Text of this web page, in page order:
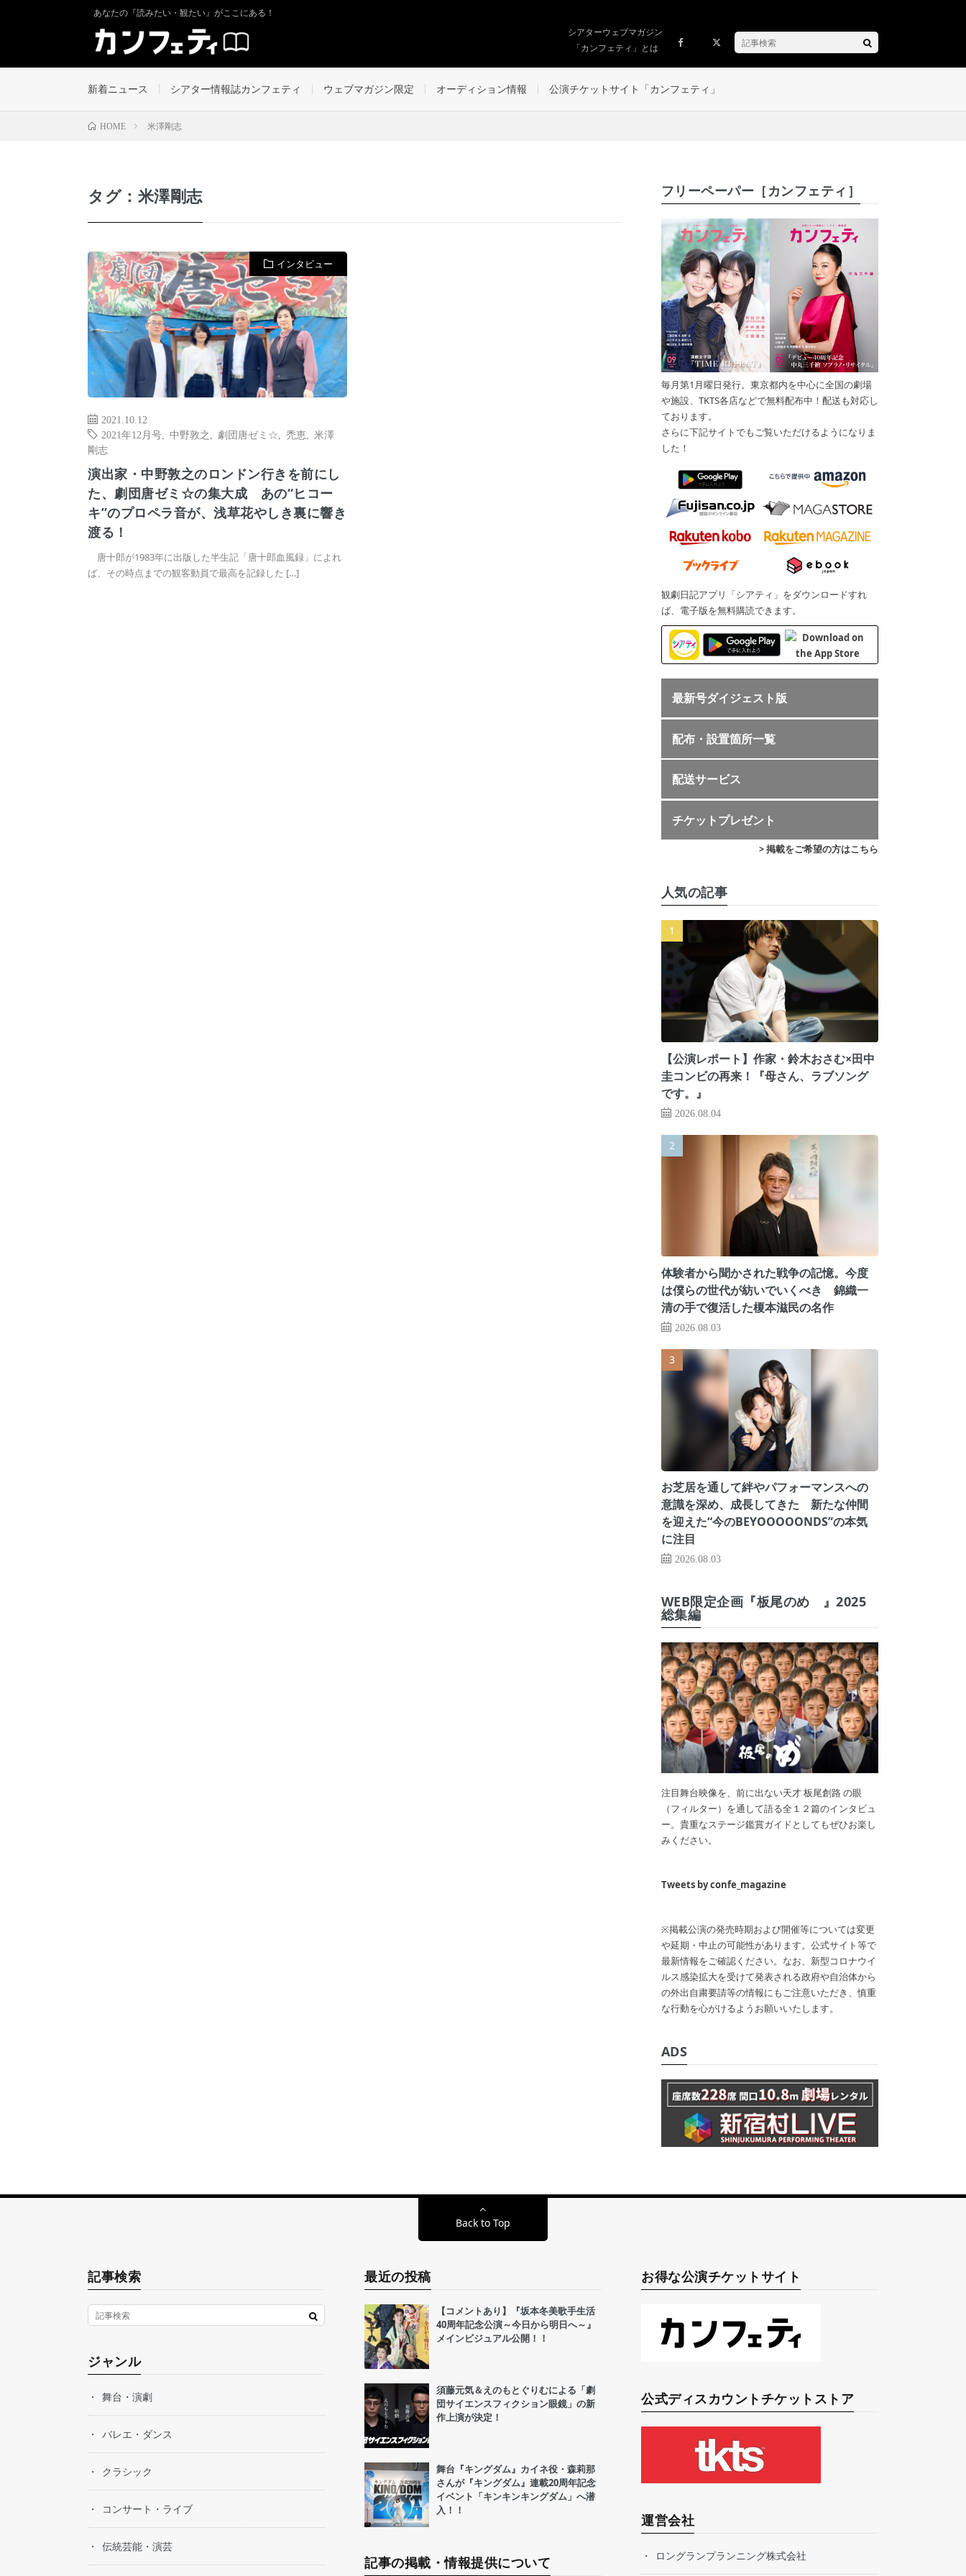
あなたの『読みたい・観たい』がここにある！
シアターウェブマガジン
「カンフェティ」とは
新着ニュース シアター情報誌カンフェティ ウェブマガジン限定 オーディション情報 公演チケットサイト「カンフェティ」
HOME 米澤剛志
タグ：米澤剛志
インタビュー
2021.10.12
2021年12月号
中野敦之 劇団唐ゼミ☆ 禿恵
米澤
剛志
演出家・中野敦之のロンドン行きを前にし
た、劇団唐ゼミ☆の集大成 あの“ヒコー
キ”のプロペラ音が、浅草花やしき裏に響き
渡る！
唐十郎が1983年に出版した半生記「唐十郎血風録」によれ
ば、その時点までの観客動員で最高を記録した […]
フリーペーパー［カンフェティ］
毎月第1月曜日発行。東京都内を中心に全国の劇場
や施設、TKTS各店などで無料配布中！配送も対応し
ております。
さらに下記サイトでもご覧いただけるようになりま
した！
観劇日記アプリ「シアティ」をダウンロードすれ
ば、電子版を無料購読できます。
最新号ダイジェスト版
配布・設置箇所一覧
配送サービス
チケットプレゼント
> 掲載をご希望の方はこちら
人気の記事
【公演レポート】作家・鈴木おさむ×田中
圭コンビの再来！『母さん、ラブソング
です。』
2026.08.04
体験者から聞かされた戦争の記憶。今度
は僕らの世代が紡いでいくべき 錦織一
清の手で復活した榎本滋民の名作
2026.08.03
お芝居を通して絆やパフォーマンスへの
意識を深め、成長してきた 新たな仲間
を迎えた“今のBEYOOOOONDS”の本気
に注目
2026.08.03
WEB限定企画『板尾のめ゙』2025
総集編
注目舞台映像を、前に出ない天才 板尾創路 の眼
（フィルター）を通して語る全１２篇のインタビュ
ー。貴重なステージ鑑賞ガイドとしてもぜひお楽し
みください。
Tweets by confe_magazine
※掲載公演の発売時期および開催等については変更
や延期・中止の可能性があります。公式サイト等で
最新情報をご確認ください。なお、新型コロナウイ
ルス感染拡大を受けて発表される政府や自治体から
の外出自粛要請等の情報にもご注意いただき、慎重
な行動を心がけるようお願いいたします。
ADS
Back to Top
記事検索
ジャンル
舞台・演劇
バレエ・ダンス
クラシック
コンサート・ライブ
伝統芸能・演芸
最近の投稿
【コメントあり】『坂本冬美歌手生活
40周年記念公演～今日から明日へ～』
メインビジュアル公開！！
須藤元気＆えのもとぐりむによる「劇
団サイエンスフィクション眼鏡」の新
作上演が決定！
舞台『キングダム』カイネ役・森莉那
さんが『キングダム』連載20周年記念
イベント「キンキンキングダム」へ潜
入！！
記事の掲載・情報提供について
お得な公演チケットサイト
公式ディスカウントチケットストア
運営会社
ロングランプランニング株式会社